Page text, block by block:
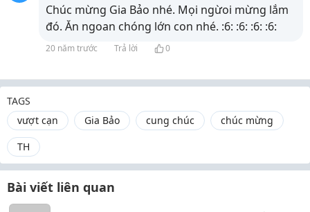
Chúc mừng Gia Bảo nhé. Mọi ngừoi mừng lắm
đó. Ăn ngoan chóng lớn con nhé. :6: :6: :6: :6:
20 năm trước Trả lời 0
TAGS
vượt cạn
Gia Bảo cung chúc
chúc mừng
TH
Bài viết liên quan